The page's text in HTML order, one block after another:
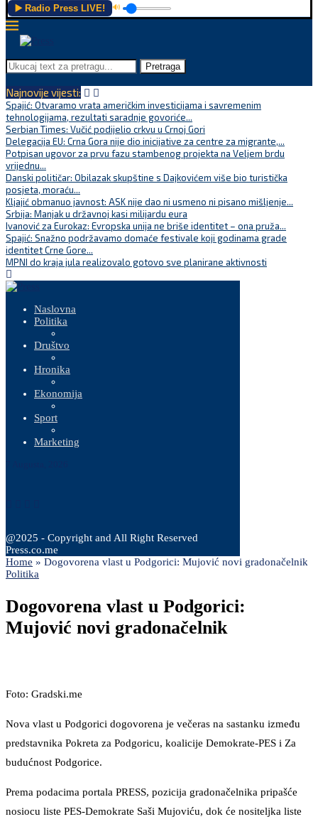
▶️ Radio Press LIVE! 🔊
Pretraga
Najnovije vijesti:
Spajić: Otvaramo vrata američkim investicijama i savremenim
tehnologijama, rezultati saradnje govoriće...
Serbian Times: Vučić podijelio crkvu u Crnoj Gori
Delegacija EU: Crna Gora nije dio inicijative za centre za migrante,...
Potpisan ugovor za prvu fazu stambenog projekta na Veljem brdu
vrijednu...
Danski političar: Obilazak skupštine s Dajkovićem više bio turistička
posjeta, moraću...
Kljajić obmanuo javnost: ASK nije dao ni usmeno ni pisano mišljenje...
Srbija: Manjak u državnoj kasi milijardu eura
Ivanović za Eurokaz: Evropska unija ne briše identitet – ona pruža...
Spajić: Snažno podržavamo domaće festivale koji godinama grade
identitet Crne Gore...
MPNI do kraja jula realizovalo gotovo sve planirane aktivnosti
Naslovna
Politika
Društvo
Hronika
Ekonomija
Sport
Marketing
@2025 - Copyright and All Right Reserved
Press.co.me
Home » Dogovorena vlast u Podgorici: Mujović novi gradonačelnik
Politika
Dogovorena vlast u Podgorici:
Mujović novi gradonačelnik
Foto: Gradski.me
Nova vlast u Podgorici dogovorena je večeras na sastanku između
predstavnika Pokreta za Podgoricu, koalicije Demokrate-PES i Za
budućnost Podgorice.
Prema podacima portala PRESS, pozicija gradonačelnika pripašće
nosiocu liste PES-Demokrate Saši Mujoviću, dok će nositeljka liste